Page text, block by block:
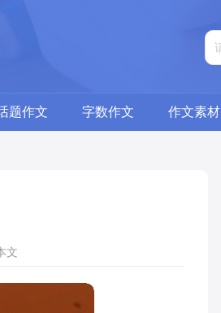
题作文 字数作文 作文素材
文